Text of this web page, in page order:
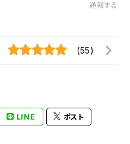
通報する
(55)
LINE ポスト